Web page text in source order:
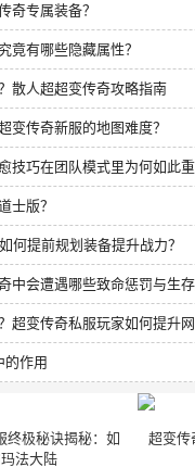
奇专属装备？
竟有哪些隐藏属性？
散人超超变传奇攻略指南
变传奇新服的地图难度？
技巧在团队模式里为何如此重
士版？
何提前规划装备提升战力？
中会遭遇哪些致命惩罚与生存
超变传奇私服玩家如何提升网
的作用
终极秘诀揭秘：如
法大陆
超变传